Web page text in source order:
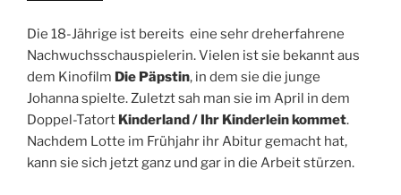
Die 18-Jährige ist bereits eine sehr dreherfahrene
Nachwuchsschauspielerin. Vielen ist sie bekannt aus
dem Kinofilm Die Päpstin, in dem sie die junge
Johanna spielte. Zuletzt sah man sie im April in dem
Doppel-Tatort Kinderland / Ihr Kinderlein kommet.
Nachdem Lotte im Frühjahr ihr Abitur gemacht hat,
kann sie sich jetzt ganz und gar in die Arbeit stürzen.